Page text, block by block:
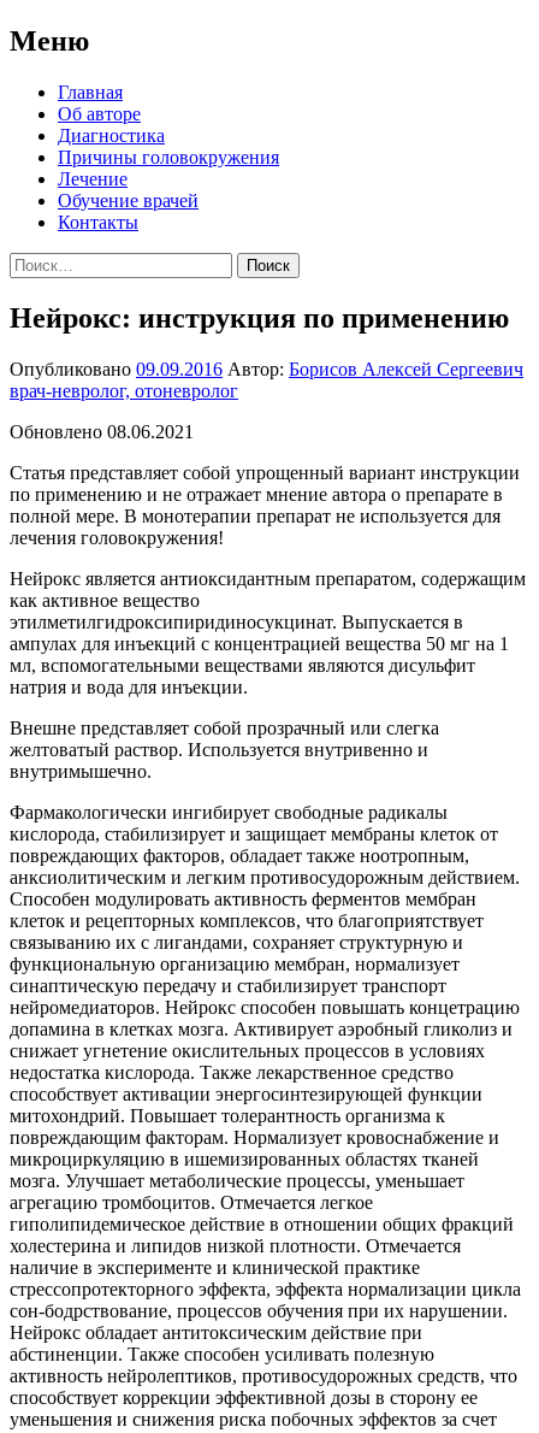
Меню
Перейти
содержимому
Главная
Об авторе
Диагностика
Причины головокружения
Лечение
Обучение врачей
Контакты
Найти:
Нейрокс: инструкция по применению
Опубликовано 09.09.2016 Автор: Борисов Алексей Сергеевич
врач-невролог, отоневролог
Обновлено 08.06.2021
Статья представляет собой упрощенный вариант инструкции
по применению и не отражает мнение автора о препарате в
полной мере. В монотерапии препарат не используется для
лечения головокружения!
Нейрокс является антиоксидантным препаратом, содержащим
как активное вещество
этилметилгидроксипиридиносукцинат. Выпускается в
ампулах для инъекций с концентрацией вещества 50 мг на 1
мл, вспомогательными веществами являются дисульфит
натрия и вода для инъекции.
Внешне представляет собой прозрачный или слегка
желтоватый раствор. Используется внутривенно и
внутримышечно.
Фармакологически ингибирует свободные радикалы
кислорода, стабилизирует и защищает мембраны клеток от
повреждающих факторов, обладает также ноотропным,
анксиолитическим и легким противосудорожным действием.
Способен модулировать активность ферментов мембран
клеток и рецепторных комплексов, что благоприятствует
связыванию их с лигандами, сохраняет структурную и
функциональную организацию мембран, нормализует
синаптическую передачу и стабилизирует транспорт
нейромедиаторов. Нейрокс способен повышать концетрацию
допамина в клетках мозга. Активирует аэробный гликолиз и
снижает угнетение окислительных процессов в условиях
недостатка кислорода. Также лекарственное средство
способствует активации энергосинтезирующей функции
митохондрий. Повышает толерантность организма к
повреждающим факторам. Нормализует кровоснабжение и
микроциркуляцию в ишемизированных областях тканей
мозга. Улучшает метаболические процессы, уменьшает
агрегацию тромбоцитов. Отмечается легкое
гиполипидемическое действие в отношении общих фракций
холестерина и липидов низкой плотности. Отмечается
наличие в эксперименте и клинической практике
стрессопротекторного эффекта, эффекта нормализации цикла
сон-бодрствование, процессов обучения при их нарушении.
Нейрокс обладает антитоксическим действие при
абстиненции. Также способен усиливать полезную
активность нейролептиков, противосудорожных средств, что
способствует коррекции эффективной дозы в сторону ее
уменьшения и снижения риска побочных эффектов за счет